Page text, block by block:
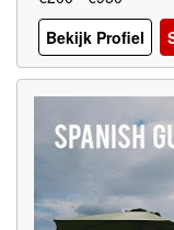
Bekijk Profiel